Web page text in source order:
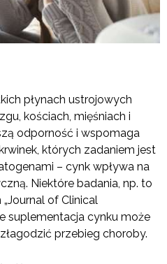
płynach ustrojowych
kościach, mięśniach i
odporność i wspomaga
których zadaniem jest
– cynk wpływa na
Niektóre badania, np. to
of Clinical
suplementacja cynku może
przebieg choroby.